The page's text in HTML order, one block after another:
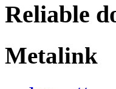
Reliable
Metalink